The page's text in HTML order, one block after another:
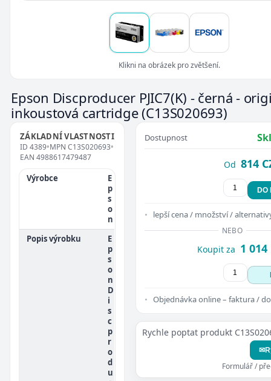
Klikni na obrázek pro zvětšení.
Epson Discproducer PJIC7(K) - černá -
inkoustová cartridge(C13S020693)
ZÁKLADNÍ VLASTNOSTI
ID 4389•MPN C13S020693•
EAN 4988617479487
Výrobce
E
p
s
o
n
Popis výrobku
E
p
s
o
n
D
i
s
c
p
r
o
d
u
Dostupnost
Od 814
DO
lepší cena / množství /
NEBO
Koupit za 1 014
Objednávka online – faktura /
Rychle poptat produkt
✉
Formulář /